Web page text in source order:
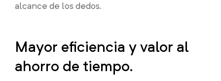
alcance de los dedos.
Mayor eficiencia y valor al
ahorro de tiempo.